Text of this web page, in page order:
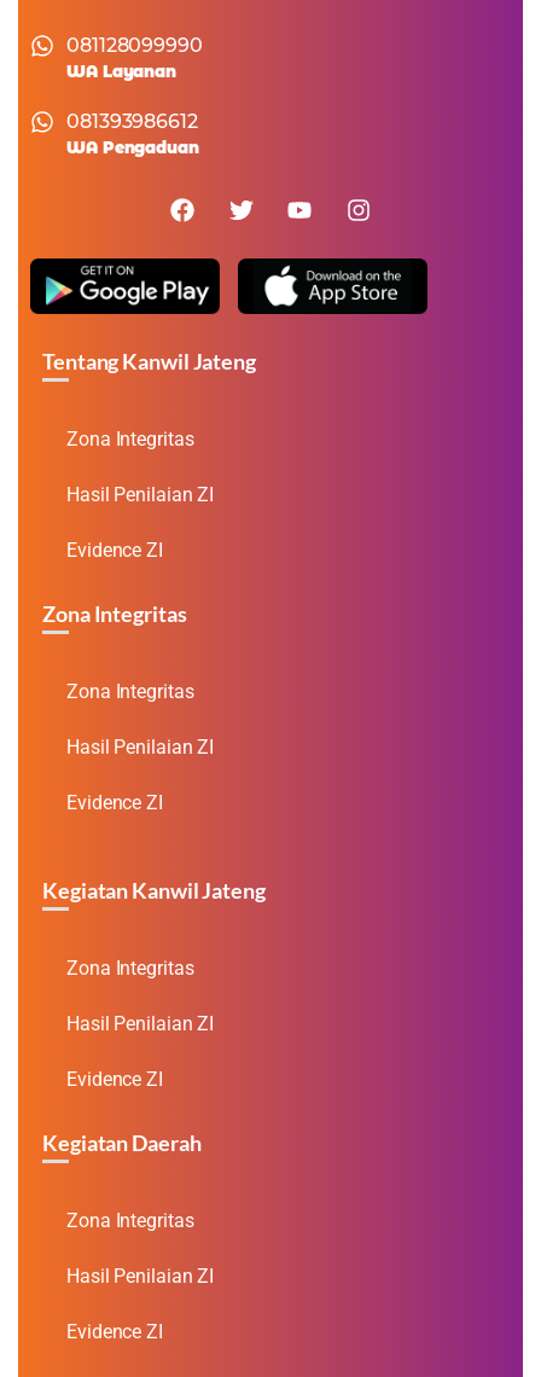
081128099990
WA Layanan
081393986612
WA Pengaduan
Tentang Kanwil Jateng
Zona Integritas
Hasil Penilaian ZI
Evidence ZI
Zona Integritas
Zona Integritas
Hasil Penilaian ZI
Evidence ZI
Kegiatan Kanwil Jateng
Zona Integritas
Hasil Penilaian ZI
Evidence ZI
Kegiatan Daerah
Zona Integritas
Hasil Penilaian ZI
Evidence ZI